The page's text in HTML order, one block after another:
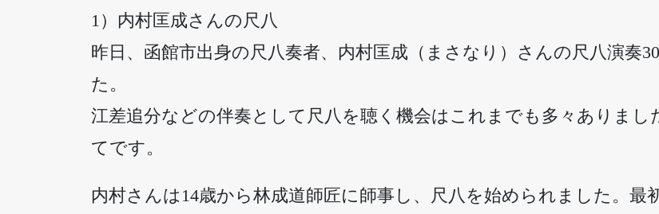
1）内村匡成さんの尺八
昨日、函館市出身の尺八奏者、内村匡成（まさなり）さんの尺八演奏
た。
江差追分などの伴奏として尺八を聴く機会はこれまでも多々ありま
てです。
内村さんは14歳から林成道師匠に師事し、尺八を始められました。最